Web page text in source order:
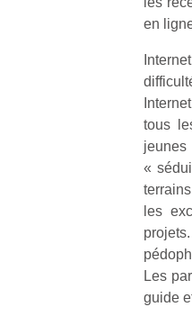
en
tous
«
les
Les
guide